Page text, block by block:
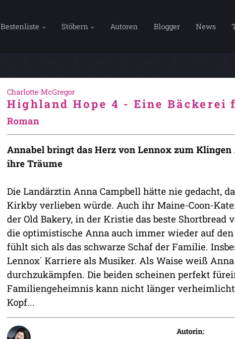
Bestenliste Stöbern Autoren Blogger News
Charlotte McGregor
Highland Hope 4 - Eine
Roman
Annabel bringt das Herz von Lennox zum
ihre Träume
Die Landärztin Anna Campbell hätte nie gedacht,
Kirkby verlieben würde. Auch ihr Maine-Coon-
der Old Bakery, in der Kristie das beste
die optimistische Anna auch immer wieder auf
fühlt sich als das schwarze Schaf der Familie.
Lennox´ Karriere als Musiker. Als Waise weiß
durchzukämpfen. Die beiden scheinen perfekt
Familiengeheimnis kann nicht länger
Kopf...
Autorin: